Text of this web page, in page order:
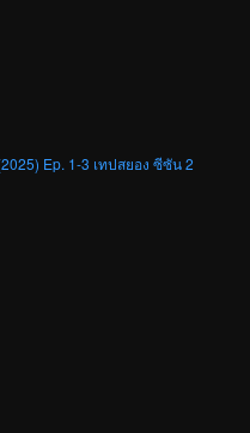
Ep. 1-3 เทปสยอง ซีซัน 2